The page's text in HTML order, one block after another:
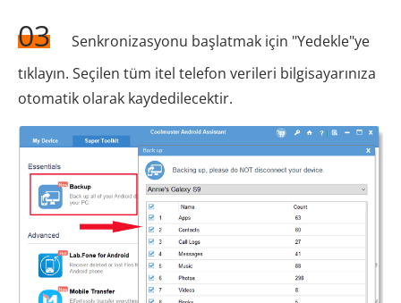
03
Senkronizasyonu başlatmak için "Yedekle"ye
tıklayın. Seçilen tüm itel telefon verileri bilgisayarınıza
otomatik olarak kaydedilecektir.